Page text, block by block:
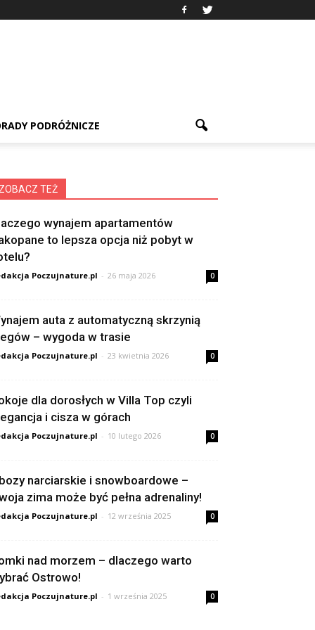
PODRÓŻNICZE
ZOBACZ TEŻ
wynajem apartamentów
to lepsza opcja niż pobyt w
Poczujnature.pl - 26 maja 2026 0
auta z automatyczną skrzynią
– wygoda w trasie
Poczujnature.pl - 23 kwietnia 2026 0
dla dorosłych w Villa Top czyli
i cisza w górach
Poczujnature.pl - 10 lutego 2026 0
narciarskie i snowboardowe –
zima może być pełna adrenaliny!
Poczujnature.pl - 12 września 2025 0
nad morzem – dlaczego warto
Ostrowo!
Poczujnature.pl - 1 września 2025 0